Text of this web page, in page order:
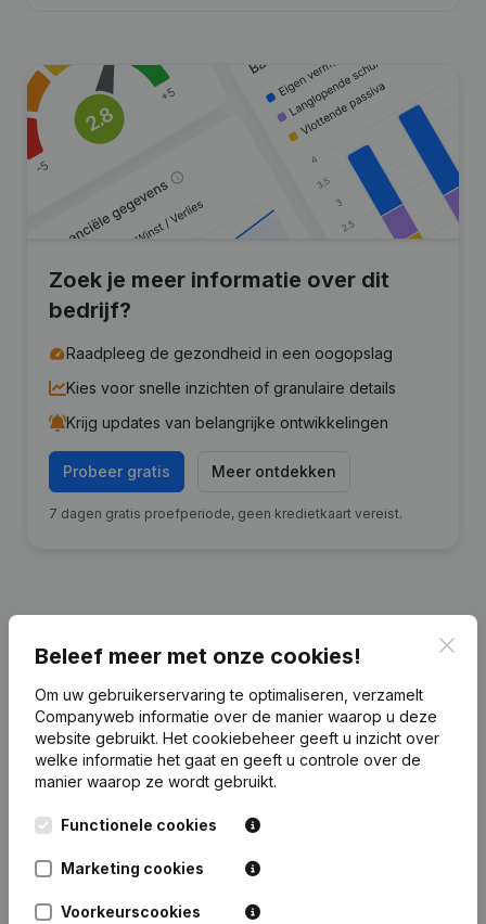
Zoek je meer informatie over dit
bedrijf?
Raadpleeg de gezondheid in een oogopslag
Kies voor snelle inzichten of granulaire details
Krijg updates van belangrijke ontwikkelingen
Probeer gratis Meer ontdekken
7 dagen gratis proefperiode, geen kredietkaart vereist.
Publicatiesvan Maxim Group
Datum Publicatie
10-12-2025
Rubriek Oprichting (Nieuwe
Rechtspersoon, Opening Bijkantoor,
Beleef meer met onze cookies!
Om uw gebruikerservaring te optimaliseren, verzamelt
Companyweb informatie over de manier waarop u deze
website gebruikt. Het cookiebeheer geeft u inzicht over
welke informatie het gaat en geeft u controle over de
manier waarop ze wordt gebruikt.
Functionele cookies
Marketing cookies
Voorkeurscookies